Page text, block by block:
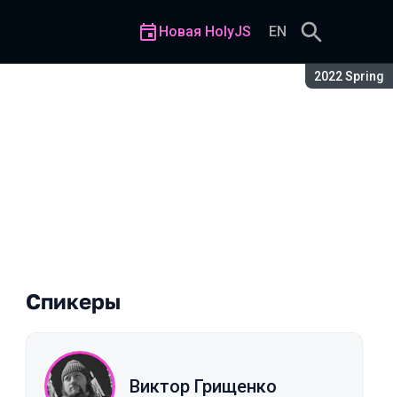
Сезон:
2022 Spring
Новая HolyJS EN
Спикеры
Виктор Грищенко